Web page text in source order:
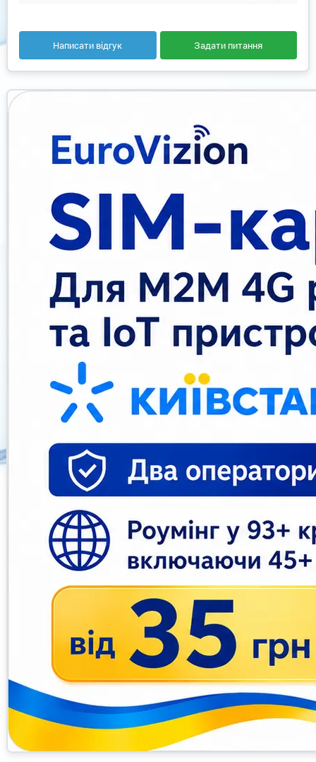
Написати відгук Задати питання